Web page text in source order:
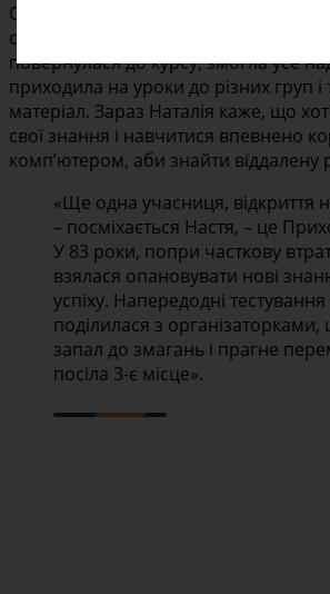
Одна з переможниць, Наталія, через
стаціонарі пропустила кілька
повернулася до курсу, змогла усе
приходила на уроки до різних груп і
матеріал. Зараз Наталія каже, що
свої знання і навчитися впевнено
комп’ютером, аби знайти віддалену
«Ще одна учасниця, відкриття
– посміхається Настя, – це
У 83 роки, попри часткову
взялася опановувати нові
успіху. Напередодні
поділилася з організаторками,
запал до змагань і прагне
посіла 3-є місце».